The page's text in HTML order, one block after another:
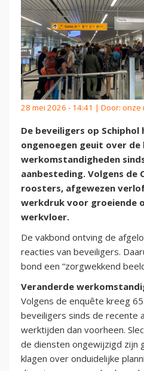
28 mei 2026 - 14:41 | Door: onze
De beveiligers op Schiphol
ongenoegen geuit over de
werkomstandigheden
aanbesteding. Volgens de
roosters, afgewezen
werkdruk voor groeiende
werkvloer.
De vakbond ontving de
reacties van beveiligers.
bond een “zorgwekkend
Veranderde
Volgens de enquête kreeg
beveiligers sinds de recente
werktijden dan voorheen.
de diensten ongewijzigd zijn
klagen over onduidelijke